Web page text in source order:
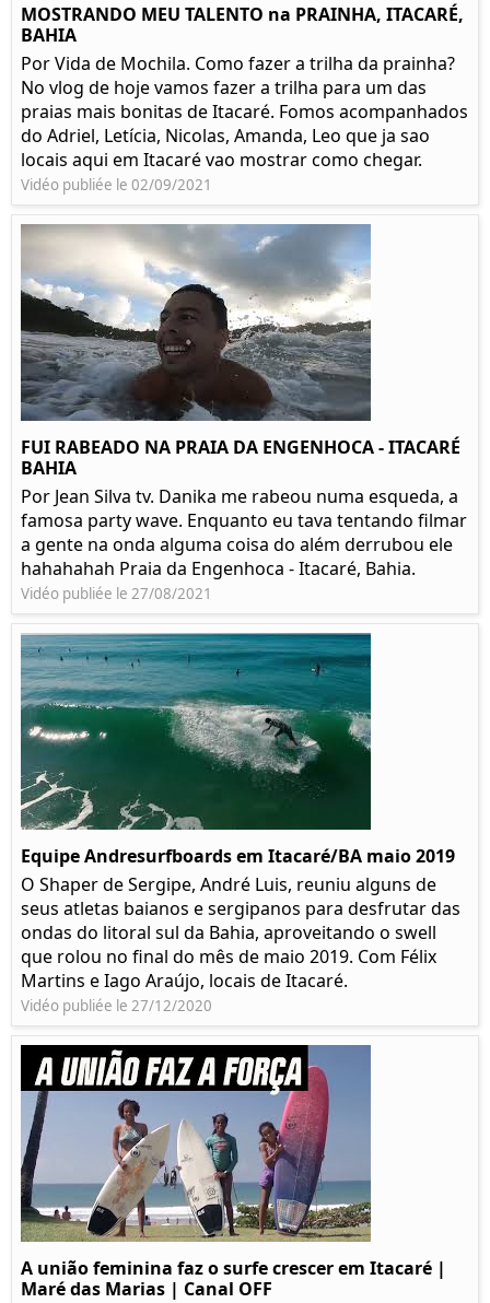
MOSTRANDO MEU TALENTO na PRAINHA, ITACARÉ,
BAHIA
Por Vida de Mochila. Como fazer a trilha da prainha?
No vlog de hoje vamos fazer a trilha para um das
praias mais bonitas de Itacaré. Fomos acompanhados
do Adriel, Letícia, Nicolas, Amanda, Leo que ja sao
locais aqui em Itacaré vao mostrar como chegar.
Vidéo publiée le 02/09/2021
FUI RABEADO NA PRAIA DA ENGENHOCA - ITACARÉ
BAHIA
Por Jean Silva tv. Danika me rabeou numa esqueda, a
famosa party wave. Enquanto eu tava tentando filmar
a gente na onda alguma coisa do além derrubou ele
hahahahah Praia da Engenhoca - Itacaré, Bahia.
Vidéo publiée le 27/08/2021
Equipe Andresurfboards em Itacaré/BA maio 2019
O Shaper de Sergipe, André Luis, reuniu alguns de
seus atletas baianos e sergipanos para desfrutar das
ondas do litoral sul da Bahia, aproveitando o swell
que rolou no final do mês de maio 2019. Com Félix
Martins e Iago Araújo, locais de Itacaré.
Vidéo publiée le 27/12/2020
A união feminina faz o surfe crescer em Itacaré |
Maré das Marias | Canal OFF